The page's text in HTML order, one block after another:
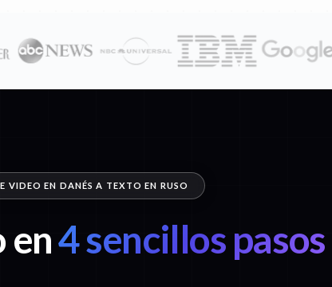
VIDEO EN DANÉS A TEXTO EN RUSO
en4 sencillos pasos